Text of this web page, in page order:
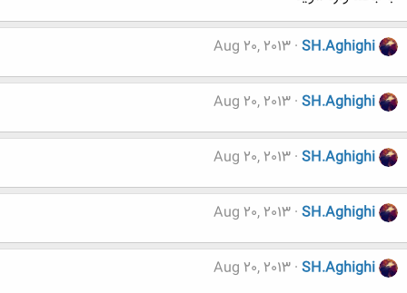
SH.Aghighi
Aug 20, 2013
SH.Aghighi
Aug 20, 2013
SH.Aghighi
Aug 20, 2013
SH.Aghighi
Aug 20, 2013
SH.Aghighi
Aug 20, 2013